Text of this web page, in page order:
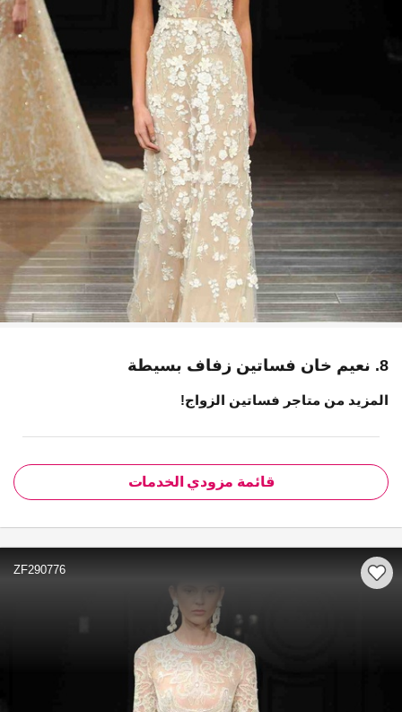
8. نعيم خان فساتين زفاف بسيطة
المزيد من متاجر فساتين الزواج!
قائمة مزودي الخدمات
ZF290776